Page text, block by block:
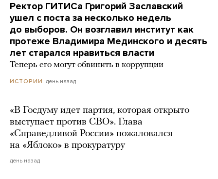
Ректор ГИТИСа Григорий Заславский
ушел с поста за несколько недель
до выборов. Он возглавил институт как
протеже Владимира Мединского и десять
лет старался нравиться власти
Теперь его могут обвинить в коррупции
ИСТОРИИ день назад
«В Госдуму идет партия, которая открыто
выступает против СВО». Глава
«Справедливой России» пожаловался
на «Яблоко» в прокуратуру
день назад